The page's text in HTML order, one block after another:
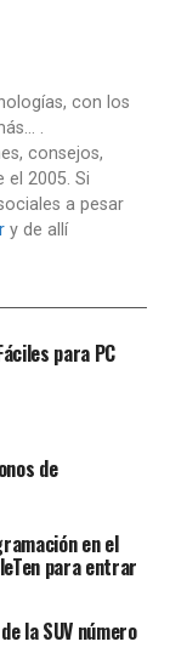
con los
.
consejos,
el 2005. Si
a pesar
y de allí
para PC
de
en el
para entrar
la SUV número